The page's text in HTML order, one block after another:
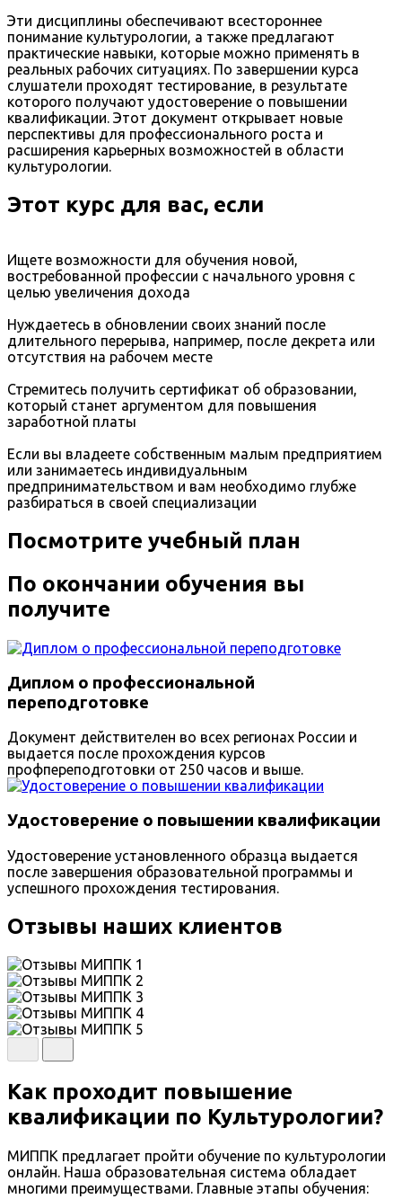
Эти дисциплины обеспечивают всестороннее
понимание культурологии, а также предлагают
практические навыки, которые можно применять в
реальных рабочих ситуациях. По завершении курса
слушатели проходят тестирование, в результате
которого получают удостоверение о повышении
квалификации. Этот документ открывает новые
перспективы для профессионального роста и
расширения карьерных возможностей в области
культурологии.
Этот курс для вас, если
Ищете возможности для обучения новой,
востребованной профессии с начального уровня с
целью увеличения дохода
Нуждаетесь в обновлении своих знаний после
длительного перерыва, например, после декрета или
отсутствия на рабочем месте
Стремитесь получить сертификат об образовании,
который станет аргументом для повышения
заработной платы
Если вы владеете собственным малым предприятием
или занимаетесь индивидуальным
предпринимательством и вам необходимо глубже
разбираться в своей специализации
Посмотрите учебный план
По окончании обучения вы
получите
Диплом о профессиональной
переподготовке
Документ действителен во всех регионах России и
выдается после прохождения курсов
профпереподготовки от 250 часов и выше.
Удостоверение о повышении квалификации
Удостоверение установленного образца выдается
после завершения образовательной программы и
успешного прохождения тестирования.
Отзывы наших клиентов
Как проходит повышение
квалификации по Культурологии?
МИППК предлагает пройти обучение по культурологии
онлайн. Наша образовательная система обладает
многими преимуществами. Главные этапы обучения: